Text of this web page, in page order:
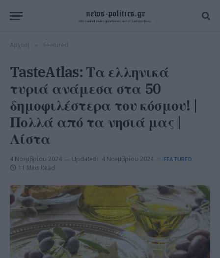
Αρχική Featured
TasteAtlas: Τα ελληνικά
τυριά ανάμεσα στα 50
δημοφιλέστερα του κόσμου! |
Πολλά από τα νησιά μας |
Λίστα
4 Νοεμβρίου 2024 Updated: 4 Νοεμβρίου 2024 FEATURED
11 Mins Read